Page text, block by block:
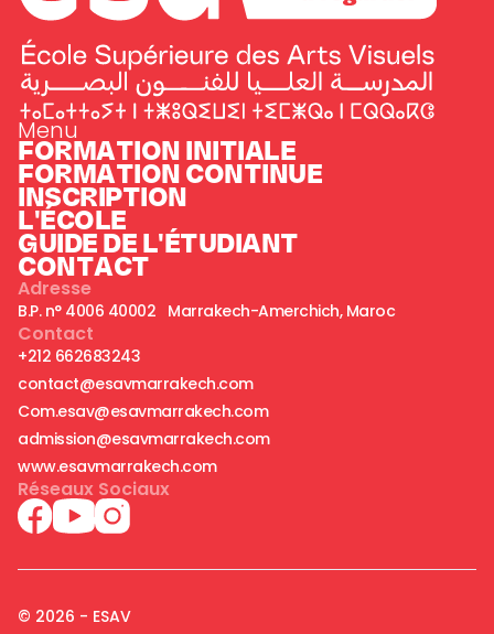
Menu
FORMATION INITIALE
FORMATION CONTINUE
INSCRIPTION
L'ÉCOLE
GUIDE DE L'ÉTUDIANT
CONTACT
Adresse
B.P. n° 4006 40002 Marrakech-Amerchich, Maroc
Contact
+212 662683243
contact@esavmarrakech.com
Com.esav@esavmarrakech.com
admission@esavmarrakech.com
www.esavmarrakech.com
Réseaux Sociaux
© 2026 - ESAV